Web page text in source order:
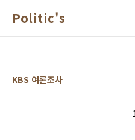
Politic's
KBS 여론조사